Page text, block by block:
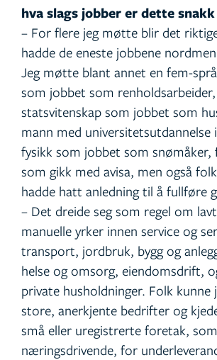
hva slags jobber er dette snakk
– For flere jeg møtte blir det
hadde de eneste jobbene
Jeg møtte blant annet en fem-
som jobbet som
statsvitenskap som jobbet som
mann med
fysikk som jobbet som snømåker,
som gikk med avisa, men også
hadde hatt anledning til å fullføre
– Det dreide seg som regel om
manuelle yrker innen service og
transport, jordbruk, bygg og
helse og omsorg, eiendomsdrift,
private husholdninger. Folk kunne
store, anerkjente bedrifter og
små eller uregistrerte foretak,
næringsdrivende, for